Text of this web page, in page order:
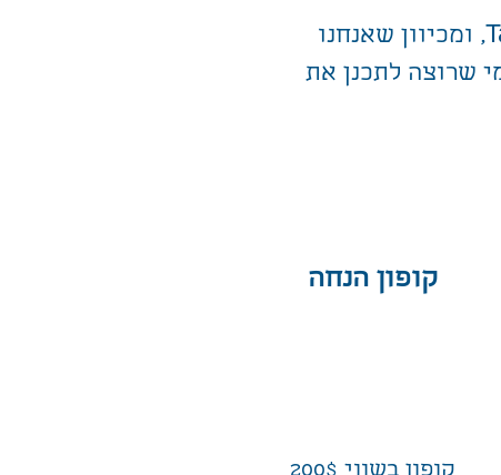
לכבוד השנה החדשה, לחגיגות יום ההולדת השמיני (!) של Taiwanit, ומכיוון שאנחנו
שרוצה לתכנן את
קופון הנחה